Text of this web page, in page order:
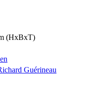
(HxBxT)
Guérineau